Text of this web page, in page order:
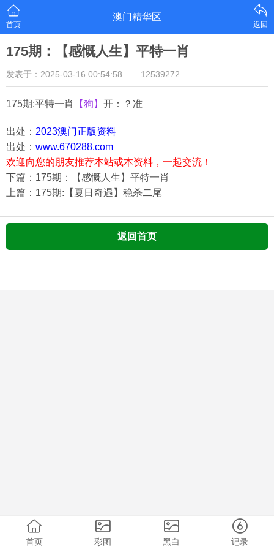
首页
澳门精华区
返回
175期：【感慨人生】平特一肖
发表于：2025-03-16 00:54:58 12539272
175期:平特一肖 【狗】 开：？准
出处： 2023澳门正版资料
出处： www.670288.com
欢迎向您的朋友推荐本站或本资料，一起交流！
下篇：175期：【感慨人生】平特一肖
上篇：175期:【夏日奇遇】稳杀二尾
返回首页
首页 彩图 黑白 记录